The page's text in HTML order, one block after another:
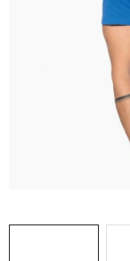
REFLEXNÍ
TEXTIL S